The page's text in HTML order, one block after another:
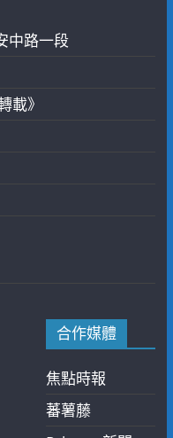
中路一段
載》
合作媒體
焦點時報
蕃薯藤